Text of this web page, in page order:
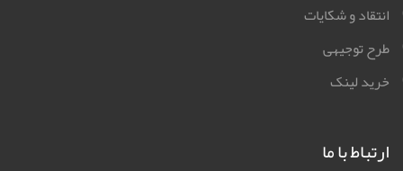
انتقاد و شکایات
طرح توجیهی
خرید لینک
ارتباط با ما